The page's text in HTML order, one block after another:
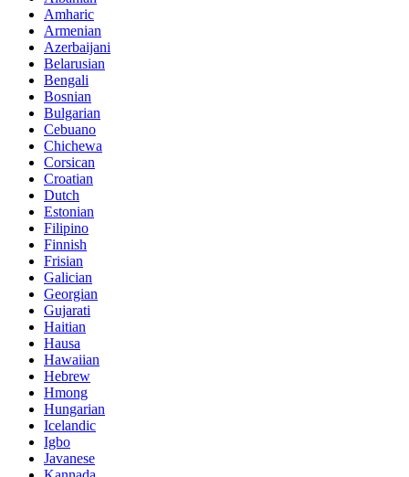
Amharic
Armenian
Azerbaijani
Belarusian
Bengali
Bosnian
Bulgarian
Cebuano
Chichewa
Corsican
Croatian
Dutch
Estonian
Filipino
Finnish
Frisian
Galician
Georgian
Gujarati
Haitian
Hausa
Hawaiian
Hebrew
Hmong
Hungarian
Icelandic
Igbo
Javanese